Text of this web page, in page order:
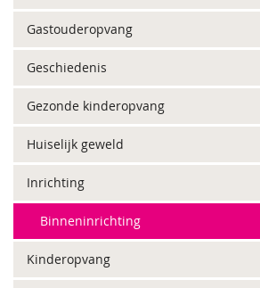
Gastouderopvang
Geschiedenis
Gezonde kinderopvang
Huiselijk geweld
Inrichting
Binneninrichting
Kinderopvang